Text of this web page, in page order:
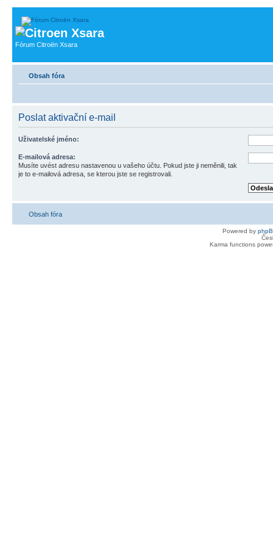
Fórum Citroën Xsara
Obsah fóra
Poslat aktivační e-mail
Uživatelské jméno:
E-mailová adresa:
Musíte uvést adresu nastavenou u vašeho účtu. Pokud jste ji neměnili, tak
je to e-mailová adresa, se kterou jste se registrovali.
Obsah fóra
Powered by
Karma functions